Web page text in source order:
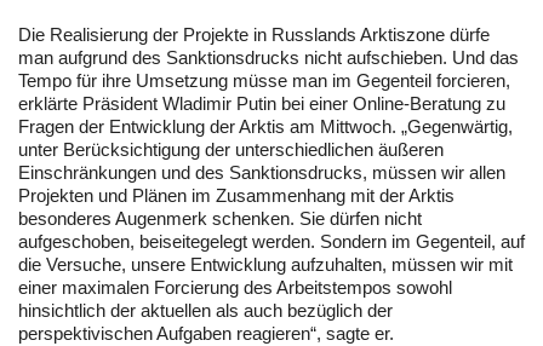
Die Realisierung der Projekte in Russlands Arktiszone dürfe
man aufgrund des Sanktionsdrucks nicht aufschieben. Und das
Tempo für ihre Umsetzung müsse man im Gegenteil forcieren,
erklärte Präsident Wladimir Putin bei einer Online-Beratung zu
Fragen der Entwicklung der Arktis am Mittwoch. „Gegenwärtig,
unter Berücksichtigung der unterschiedlichen äußeren
Einschränkungen und des Sanktionsdrucks, müssen wir allen
Projekten und Plänen im Zusammenhang mit der Arktis
besonderes Augenmerk schenken. Sie dürfen nicht
aufgeschoben, beiseitegelegt werden. Sondern im Gegenteil, auf
die Versuche, unsere Entwicklung aufzuhalten, müssen wir mit
einer maximalen Forcierung des Arbeitstempos sowohl
hinsichtlich der aktuellen als auch bezüglich der
perspektivischen Aufgaben reagieren“, sagte er.